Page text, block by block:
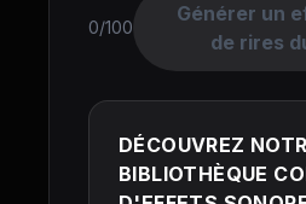
0/100
Générer un
de rires
DÉCOUVREZ
BIBLIOTHÈQUE